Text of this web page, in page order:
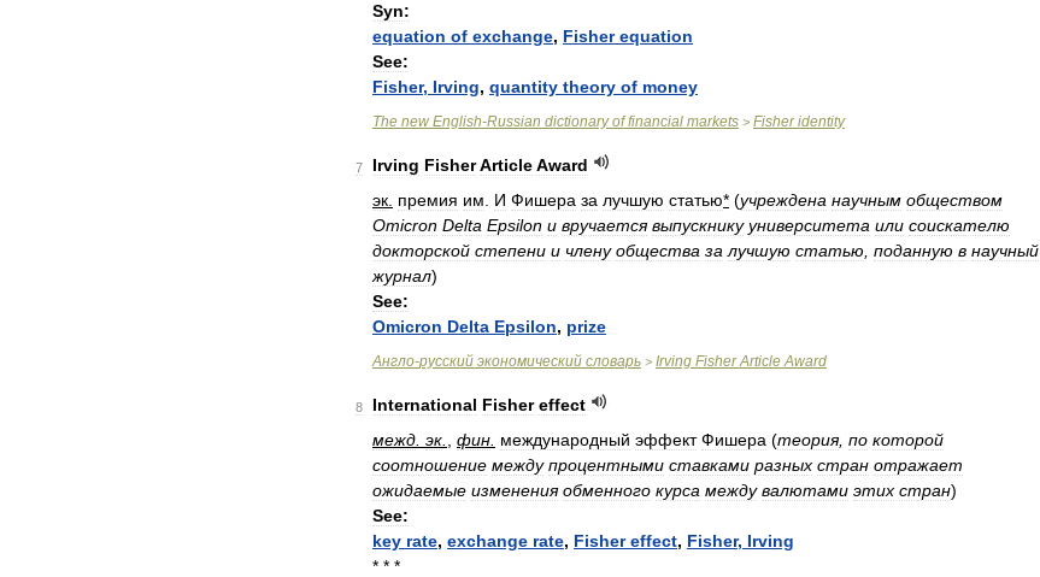
Syn:
equation of exchange, Fisher equation
See:
Fisher, Irving, quantity theory of money
The new English-Russian dictionary of financial markets > Fisher identity
7 Irving FisherArticleAward
эк премия им И Фишера за лучшую статью* (учреждена научным обществом
Omicron Delta Epsilon и вручается выпускнику университета или соискателю
докторской степени и члену общества за лучшую статью поданную в научный
журнал)
See:
Omicron Delta Epsilon, prize
Англо-русский экономический словарь > Irving Fisher Article Award
8 International Fisher effect
межд эк фин международный эффект Фишера (теория, по которой
соотношение между процентными ставками разных стран отражает
ожидаемые изменения обменного курса между валютами этих стран)
See:
key rate, exchange rate, Fisher effect, Fisher, Irving
* * *